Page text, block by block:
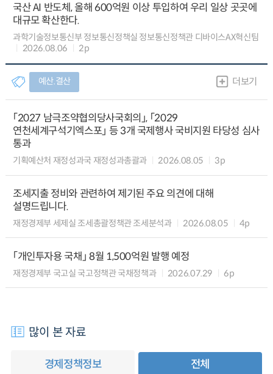
국산 AI 반도체, 올해 600억원 이상 투입하여 우리 일상 곳곳에
대규모 확산한다.
과학기술정보통신부 정보통신정책실 정보통신정책관 디바이스AX혁신팀
2026.08.06
2p
예산.결산 더보기
「2027 남극조약협의당사국회의」, 「2029
연천세계구석기엑스포」 등 3개 국제행사 국비지원 타당성 심사
통과
기획예산처 재정성과국 재정성과총괄과 2026.08.05 3p
조세지출 정비와 관련하여 제기된 주요 의견에 대해
설명드립니다.
재정경제부 세제실 조세총괄정책관 조세분석과 2026.08.05 4p
「개인투자용 국채」 8월 1,500억원 발행 예정
재정경제부 국고실 국고정책관 국채정책과 2026.07.29 6p
많이 본 자료
경제정책정보 전체